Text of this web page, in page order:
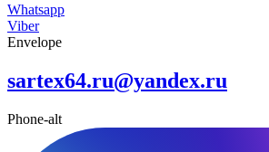
Whatsapp
Viber
Envelope
sartex64.ru@yandex.ru
Phone-alt